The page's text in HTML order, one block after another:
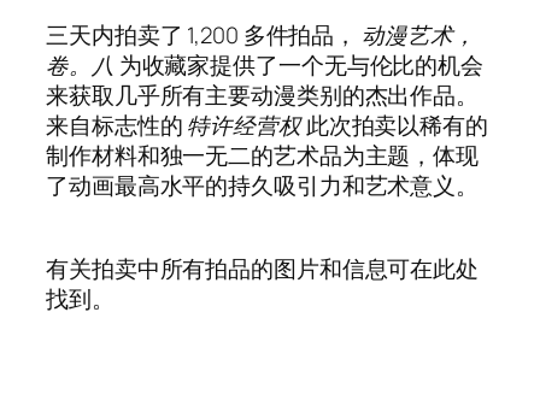
三天内拍卖了 1,200 多件拍品， 动漫艺术，
卷。八 为收藏家提供了一个无与伦比的机会
来获取几乎所有主要动漫类别的杰出作品。
来自标志性的特许经营权此次拍卖以稀有的
制作材料和独一无二的艺术品为主题，体现
了动画最高水平的持久吸引力和艺术意义。
有关拍卖中所有拍品的图片和信息可在此处
找到。